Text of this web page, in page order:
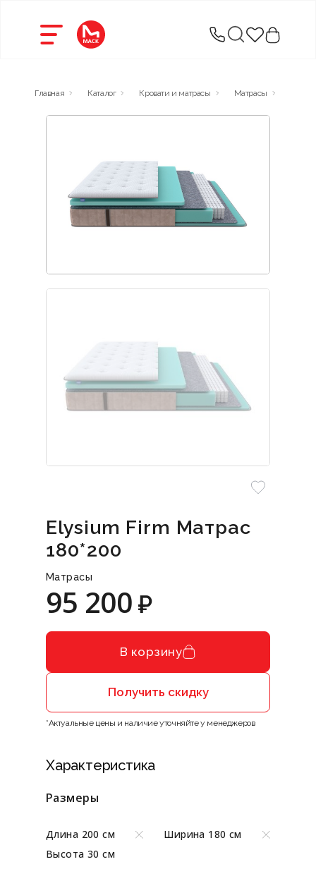
Главная Каталог Кровати и матрасы Матрасы
Elysium Firm Матрас
180*200
Матрасы
95 200 ₽
В корзину
Получить скидку
*Актуальные цены и наличие уточняйте у менеджеров
Характеристика
Размеры
Длина 200 см
Ширина 180 см
Высота 30 см